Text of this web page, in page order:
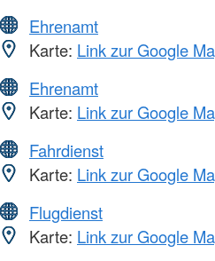
Ehrenamt
Karte: Link zur Google
Ehrenamt
Karte: Link zur Google
Fahrdienst
Karte: Link zur Google
Flugdienst
Karte: Link zur Google